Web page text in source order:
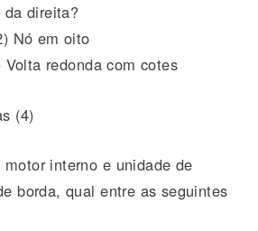
da direita?
Nó em oito
redonda com cotes
(4)
interno e unidade de
borda, qual entre as seguintes